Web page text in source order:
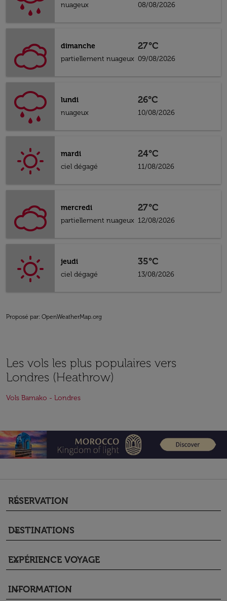
nuageux
08/08/2026
dimanche
partiellement nuageux
27°C
09/08/2026
lundi
nuageux
26°C
10/08/2026
mardi
ciel dégagé
24°C
11/08/2026
mercredi
partiellement nuageux
27°C
12/08/2026
jeudi
ciel dégagé
35°C
13/08/2026
Proposé par: OpenWeatherMap.org
Les vols les plus populaires vers
Londres (Heathrow)
Vols Bamako - Londres
RÉSERVATION
keyboard_arrow_down
DESTINATIONS
keyboard_arrow_down
EXPÉRIENCE VOYAGE
keyboard_arrow_down
INFORMATION
keyboard_arrow_down